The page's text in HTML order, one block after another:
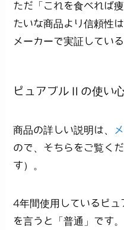
ただ「これを食べれば
たいな商品より信頼性
メーカーで実証してい
ピュアブルⅡの使い
商品の詳しい説明は、
ので、そちらをご覧く
す）。
4年間使用しているピ
を言うと「普通」です。